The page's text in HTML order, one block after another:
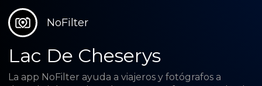
NoFilter
Lac De Cheserys
La app NoFilter ayuda a viajeros y fotógrafos a